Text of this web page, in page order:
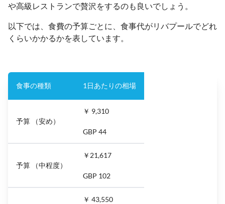
や高級レストランで贅沢をするのも良いでしょう。
以下では、食費の予算ごとに、食事代がリバプールでどれ
くらいかかるかを表しています。
食事の種類 1日あたりの相場
予算 （安め）
￥ 9,310
GBP 44
予算 （中程度）
￥21,617
GBP 102
￥ 43,550